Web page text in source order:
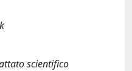
scientifico